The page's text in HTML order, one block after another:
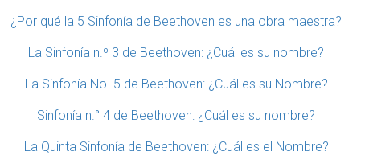
¿Por qué la 5 Sinfonía de Beethoven es una obra maestra?
La Sinfonía n.º 3 de Beethoven: ¿Cuál es su nombre?
La Sinfonía No. 5 de Beethoven: ¿Cuál es su Nombre?
Sinfonía n.° 4 de Beethoven: ¿Cuál es su nombre?
La Quinta Sinfonía de Beethoven: ¿Cuál es el Nombre?